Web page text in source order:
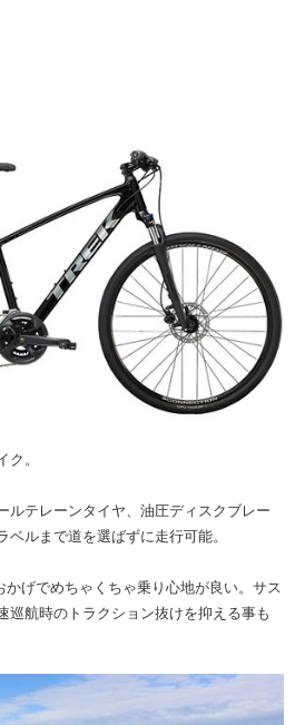
。
ルテレーンタイヤ、油圧ディスクブレー
ルまで道を選ばずに走行可能。
げでめちゃくちゃ乗り心地が良い。サス
巡航時のトラクション抜けを抑える事も